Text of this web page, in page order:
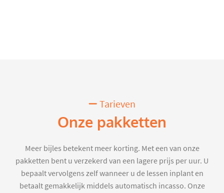
Tarieven
Onze pakketten
Meer bijles betekent meer korting. Met een van onze
pakketten bent u verzekerd van een lagere prijs per uur. U
bepaalt vervolgens zelf wanneer u de lessen inplant en
betaalt gemakkelijk middels automatisch incasso. Onze